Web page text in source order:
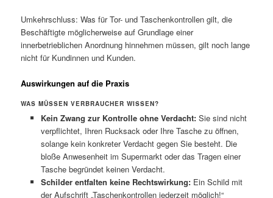
Umkehrschluss: Was für Tor- und Taschenkontrollen gilt, die
Beschäftigte möglicherweise auf Grundlage einer
innerbetrieblichen Anordnung hinnehmen müssen, gilt noch lange
nicht für Kundinnen und Kunden.
Auswirkungen auf die Praxis
WAS MÜSSEN VERBRAUCHER WISSEN?
Kein Zwang zur Kontrolle ohne Verdacht:Sie sind nicht
verpflichtet, Ihren Rucksack oder Ihre Tasche zu öffnen,
solange kein konkreter Verdacht gegen Sie besteht. Die
bloße Anwesenheit im Supermarkt oder das Tragen einer
Tasche begründet keinen Verdacht.
Schilder entfalten keine Rechtswirkung:Ein Schild mit
der Aufschrift „Taschenkontrollen jederzeit möglich!“